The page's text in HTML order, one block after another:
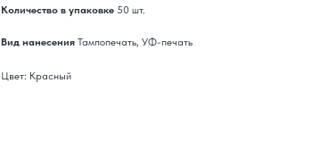
Количество в упаковке 50 шт.
Вид нанесения Тампопечать, УФ-печать
Цвет: Красный